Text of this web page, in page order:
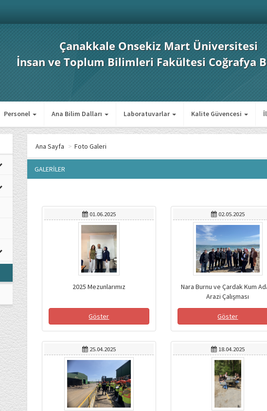
Çanakkale Onsekiz Mart Üniversitesi
İnsan ve Toplum Bilimleri Fakültesi Coğrafya
Personel Ana Bilim Dalları Laboratuvarlar Kalite Güvencesi
Ana Sayfa > Foto Galeri
GALERİLER
01.06.2025
2025 Mezunlarımız
Göster
02.05.2025
Nara Burnu ve Çardak Kum
Arazi Çalışması
Göster
25.04.2025 18.04.2025